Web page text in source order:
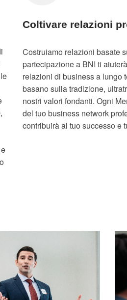
Coltivare relazioni
Costruiamo relazioni basate
partecipazione a BNI ti
relazioni di business a lungo
basano sulla tradizione,
nostri valori fondanti. Ogni
del tuo business network
contribuirà al tuo successo e